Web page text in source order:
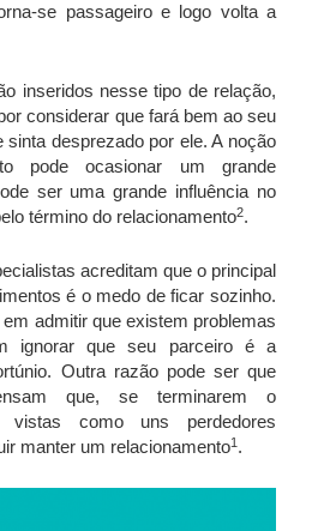
se passageiro e logo volta a
inseridos nesse tipo de relação,
considerar que fará bem ao seu
desprezado por ele. A noção
pode ocasionar um grande
ser uma grande influência no
término do relacionamento2.
acreditam que o principal
é o medo de ficar sozinho.
admitir que existem problemas
ignorar que seu parceiro é a
Outra razão pode ser que
que, se terminarem o
vistas como uns perdedores
manter um relacionamento1 .